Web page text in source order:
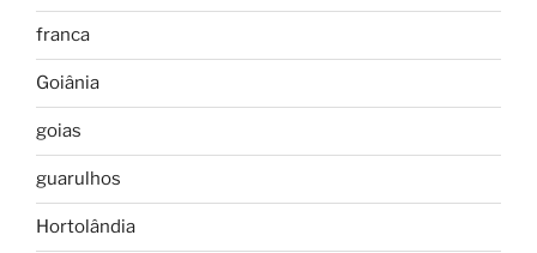
franca
Goiânia
goias
guarulhos
Hortolândia